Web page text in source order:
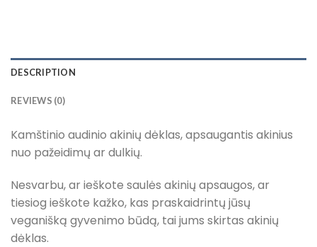
DESCRIPTION
REVIEWS (0)
Kamštinio audinio akinių dėklas, apsaugantis akinius
nuo pažeidimų ar dulkių.
Nesvarbu, ar ieškote saulės akinių apsaugos, ar
tiesiog ieškote kažko, kas praskaidrintų jūsų
veganišką gyvenimo būdą, tai jums skirtas akinių
dėklas.